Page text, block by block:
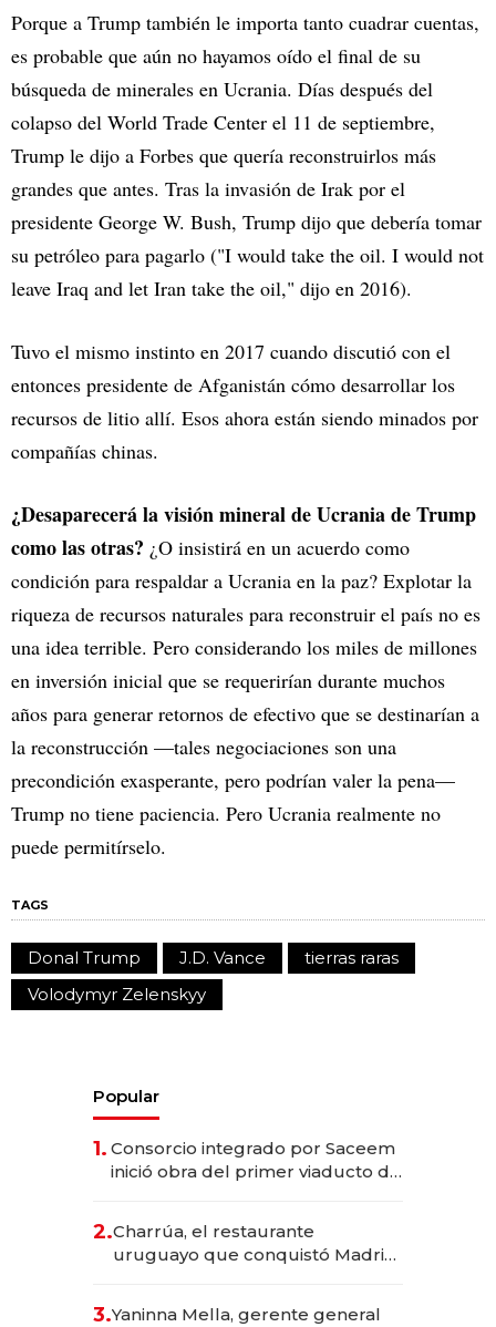
Porque a Trump también le importa tanto cuadrar cuentas,
es probable que aún no hayamos oído el final de su
búsqueda de minerales en Ucrania. Días después del
colapso del World Trade Center el 11 de septiembre,
Trump le dijo a Forbes que quería reconstruirlos más
grandes que antes. Tras la invasión de Irak por el
presidente George W. Bush, Trump dijo que debería tomar
su petróleo para pagarlo ("I would take the oil. I would not
leave Iraq and let Iran take the oil," dijo en 2016).
Tuvo el mismo instinto en 2017 cuando discutió con el
entonces presidente de Afganistán cómo desarrollar los
recursos de litio allí. Esos ahora están siendo minados por
compañías chinas.
¿Desaparecerá la visión mineral de Ucrania de Trump
como las otras? ¿O insistirá en un acuerdo como
condición para respaldar a Ucrania en la paz? Explotar la
riqueza de recursos naturales para reconstruir el país no es
una idea terrible. Pero considerando los miles de millones
en inversión inicial que se requerirían durante muchos
años para generar retornos de efectivo que se destinarían a
la reconstrucción —tales negociaciones son una
precondición exasperante, pero podrían valer la pena—
Trump no tiene paciencia. Pero Ucrania realmente no
puede permitírselo.
TAGS
Donal Trump J.D. Vance
tierras raras
Volodymyr Zelenskyy
Popular
1. Consorcio integrado por Saceem
inició obra del primer viaducto de
millones
2.Charrúa, el restaurante
uruguayo que conquistó Madrid:
3.Yaninna Mella, gerente general